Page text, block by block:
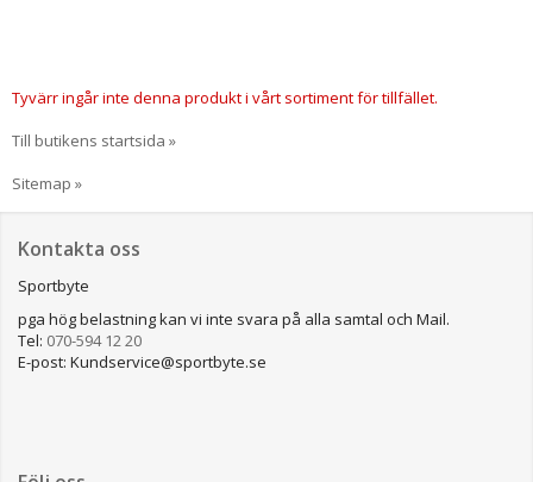
Tyvärr ingår inte denna produkt i vårt sortiment för tillfället.
Till butikens startsida »
Sitemap »
Kontakta oss
Sportbyte
pga hög belastning kan vi inte svara på alla samtal och Mail.
Tel: 070-594 12 20
E-post: Kundservice@sportbyte.se